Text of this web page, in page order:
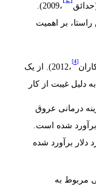
،2009).
راستا، بر اهمیت
[4]
،2012). از یک
به دلیل غیبت از کار
درمانی عروق
برآورد شده است.
دلار برآورد شده
مربوط به